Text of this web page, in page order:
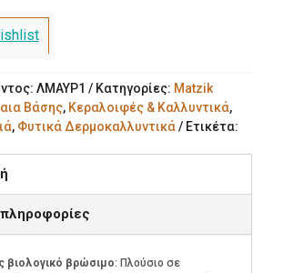
ΛΜΑΥΡ1 Κατηγορίες: Matzik
Βάσης, Κεραλοιφές & Καλλυντικά,
, Φυτικά Δερμοκαλλυντικά
Ετικέτα:
βιολογικό βρώσιμο: Πλούσιο σε